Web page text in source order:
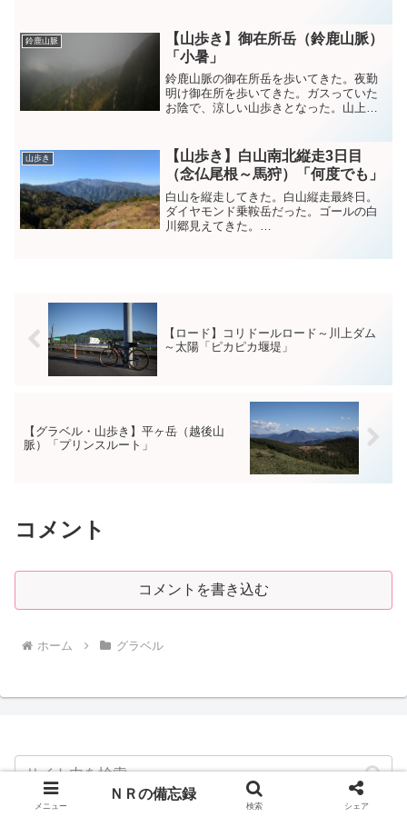
れている。なんとも魅力的な山域であ
る。ここの山域も、４年前バ...
鈴鹿山脈
【山歩き】御在所岳（鈴鹿山脈）
「小暑」
鈴鹿山脈の御在所岳を歩いてきた。夜勤
明け御在所を歩いてきた。ガスっていた
お陰で、涼しい山歩きとなった。山上は
んと美味い。 pic.twitter.com/yYFr8c...
山歩き
【山歩き】白山南北縦走3日目
（念仏尾根～馬狩）「何度でも」
白山を縦走してきた。白山縦走最終日。
ダイヤモンド乗鞍岳だった。ゴールの白
川郷見えてきた。
【ロード】コリドールロード～川上ダム
～太陽「ピカピカ堰堤」
【グラベル・山歩き】平ヶ岳（越後山
脈）「プリンスルート」
コメント
コメントを書き込む
ホーム グラベル
メニュー
ＮＲの備忘録
検索 シェア